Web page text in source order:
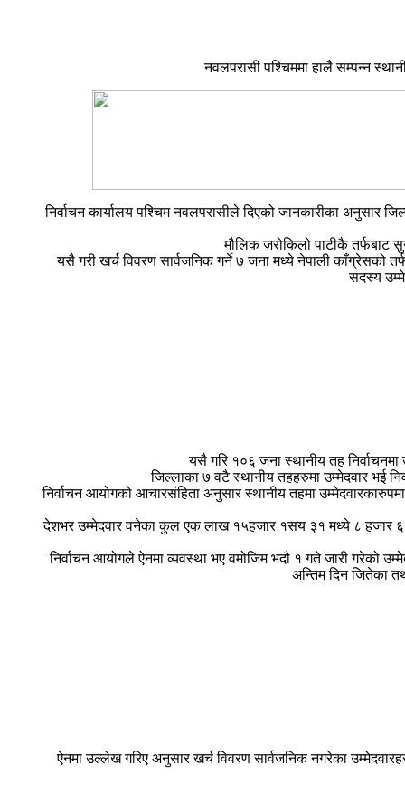
नवलपरासी पश्चिममा हालै सम्पन्न
निर्वाचन कार्यालय पश्चिम नवलपरासीले दिएको जानकारीका अनुसार
मौलिक जरोकिलो पाटीकै तर्फबाट
यसै गरी खर्च विवरण सार्वजनिक गर्ने ७ जना मध्ये नेपाली काँग्रेसको
सदस्य
यसै गरि १०६ जना स्थानीय तह
जिल्लाका ७ वटै स्थानीय तहहरुमा उम्मेदवार भई
निर्वाचन आयोगको आचारसंहिता अनुसार स्थानीय तहमा
देशभर उम्मेदवार वनेका कुल एक लाख १५हजार १सय ३१ मध्ये ८ हजार ६
निर्वाचन आयोगले ऐनमा व्यवस्था भए वमोजिम भदौ १ गते जारी गरेको
अन्तिम दिन जितेका
ऐनमा उल्लेख गरिए अनुसार खर्च विवरण सार्वजनिक नगरेका